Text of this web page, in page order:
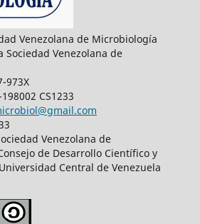
Venezolana de Microbiología
Sociedad Venezolana de
973X
CS1233
Venezolana de
de Desarrollo Científico y
Central de Venezuela